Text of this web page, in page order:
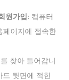
원가입 : 컴퓨터
페이지에 접속한
찾아 들어갑니
뒷면에 적힌